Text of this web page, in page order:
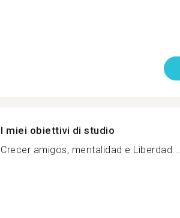
I miei obiettivi di studio
Crecer amigos, mentalidad e Liberdad...